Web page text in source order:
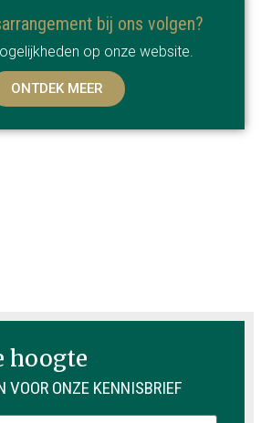
bij ons volgen?
op onze website.
ONTDEK MEER
hoogte
VOOR ONZE KENNISBRIEF